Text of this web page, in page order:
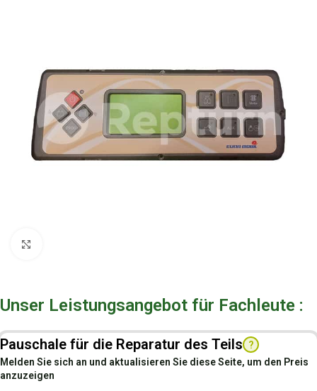
Unser Leistungsangebot für Fachleute :
Pauschale für die Reparatur des Teils ?
Melden Sie sich an und aktualisieren Sie diese Seite, um den Preis
anzuzeigen